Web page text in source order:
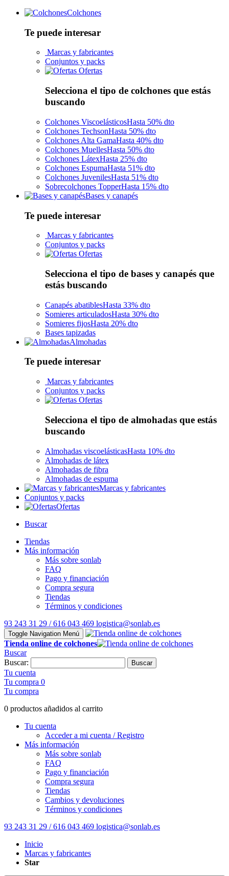
Colchones
Te puede interesar
Marcas y fabricantes
Conjuntos y packs
Ofertas
Selecciona el tipo de colchones que estás
buscando
Colchones ViscoelásticosHasta 50% dto
Colchones TechsonHasta 50% dto
Colchones Alta GamaHasta 40% dto
Colchones MuellesHasta 50% dto
Colchones LátexHasta 25% dto
Colchones EspumaHasta 51% dto
Colchones JuvenilesHasta 51% dto
Sobrecolchones TopperHasta 15% dto
Bases y canapés
Te puede interesar
Marcas y fabricantes
Conjuntos y packs
Ofertas
Selecciona el tipo de bases y canapés que
estás buscando
Canapés abatiblesHasta 33% dto
Somieres articuladosHasta 30% dto
Somieres fijosHasta 20% dto
Bases tapizadas
Almohadas
Te puede interesar
Marcas y fabricantes
Conjuntos y packs
Ofertas
Selecciona el tipo de almohadas que estás
buscando
Almohadas viscoelásticasHasta 10% dto
Almohadas de látex
Almohadas de fibra
Almohadas de espuma
Marcas y fabricantes
Conjuntos y packs
Ofertas
Buscar
Tiendas
Más información
Más sobre sonlab
FAQ
Pago y financiación
Compra segura
Tiendas
Términos y condiciones
93 243 31 29 / 616 043 469 logistica@sonlab.es
Toggle Navigation Menú
Tienda online de colchones
Buscar
Buscar:
Buscar
Tu cuenta
Tu compra 0
Tu compra
0 productos añadidos al carrito
Tu cuenta
Acceder a mi cuenta / Registro
Más información
Más sobre sonlab
FAQ
Pago y financiación
Compra segura
Tiendas
Cambios y devoluciones
Términos y condiciones
93 243 31 29 / 616 043 469 logistica@sonlab.es
Inicio
Marcas y fabricantes
Star